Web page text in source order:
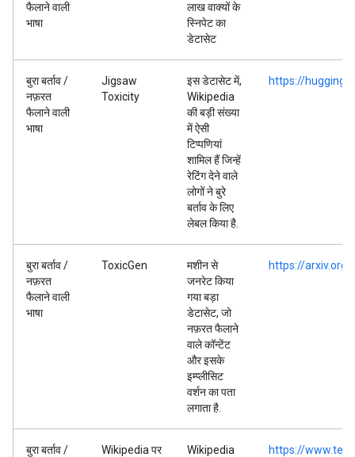
फैलाने वाली
भाषा
लाख वाक्यों के
स्निपेट का
डेटासेट
बुरा बर्ताव /
नफ़रत
फैलाने वाली
भाषा
Jigsaw
Toxicity
इस डेटासेट में,
Wikipedia
की बड़ी संख्या
में ऐसी
टिप्पणियां
शामिल हैं जिन्हें
रेटिंग देने वाले
लोगों ने बुरे
बर्ताव के लिए
लेबल किया है.
https://
बुरा बर्ताव /
नफ़रत
फैलाने वाली
भाषा
ToxicGen
मशीन से
जनरेट किया
गया बड़ा
डेटासेट, जो
नफ़रत फैलाने
वाले कॉन्टेंट
और इसके
इम्प्लीसिट
वर्शन का पता
लगाता है.
https://
बुरा बर्ताव /
Wikipedia पर
Wikipedia
https://